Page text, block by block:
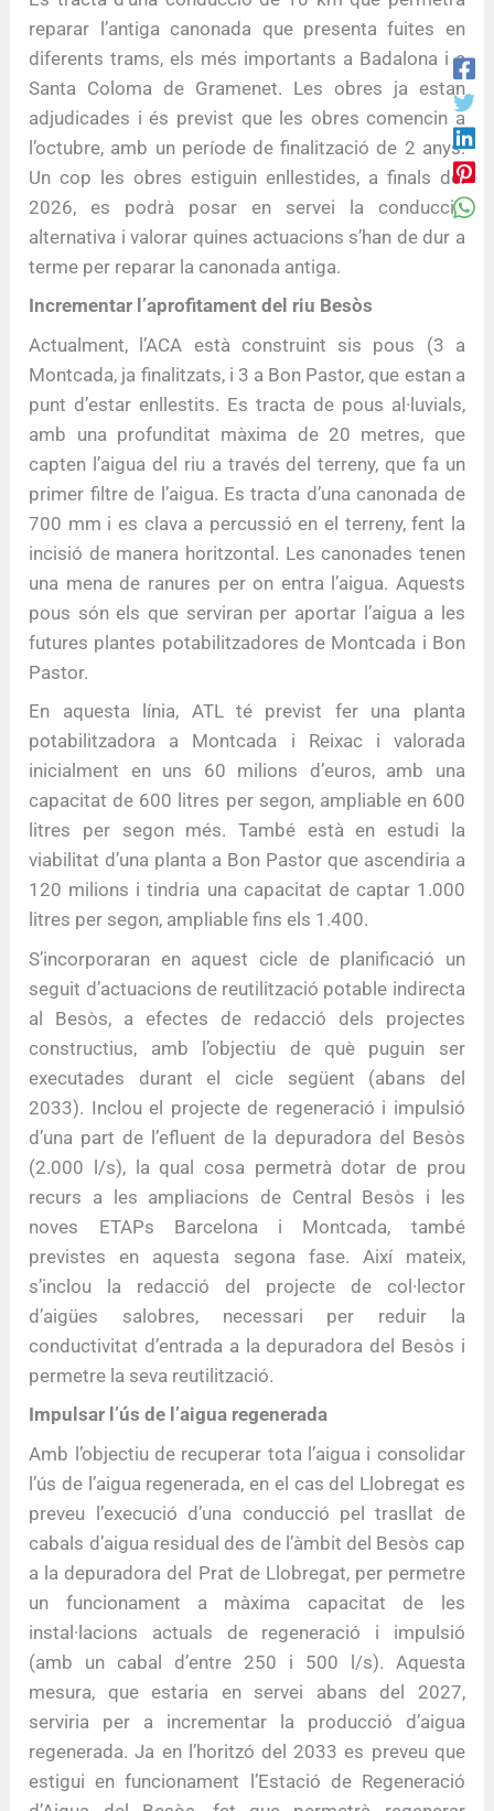
reparar l’antiga canonada que presenta fuites en
diferents trams, els més importants a Badalona i a
Santa Coloma de Gramenet. Les obres ja estan
adjudicades i és previst que les obres comencin a
l’octubre, amb un període de finalització de 2 anys.
Un cop les obres estiguin enllestides, a finals del
2026, es podrà posar en servei la conducció
alternativa i valorar quines actuacions s’han de dur a
terme per reparar la canonada antiga.
Incrementar l’aprofitament del riu Besòs
Actualment, l’ACA està construint sis pous (3 a
Montcada, ja finalitzats, i 3 a Bon Pastor, que estan a
punt d’estar enllestits. Es tracta de pous al·luvials,
amb una profunditat màxima de 20 metres, que
capten l’aigua del riu a través del terreny, que fa un
primer filtre de l’aigua. Es tracta d’una canonada de
700 mm i es clava a percussió en el terreny, fent la
incisió de manera horitzontal. Les canonades tenen
una mena de ranures per on entra l’aigua. Aquests
pous són els que serviran per aportar l’aigua a les
futures plantes potabilitzadores de Montcada i Bon
Pastor.
En aquesta línia, ATL té previst fer una planta
potabilitzadora a Montcada i Reixac i valorada
inicialment en uns 60 milions d’euros, amb una
capacitat de 600 litres per segon, ampliable en 600
litres per segon més. També està en estudi la
viabilitat d’una planta a Bon Pastor que ascendiria a
120 milions i tindria una capacitat de captar 1.000
litres per segon, ampliable fins els 1.400.
S’incorporaran en aquest cicle de planificació un
seguit d’actuacions de reutilització potable indirecta
al Besòs, a efectes de redacció dels projectes
constructius, amb l’objectiu de què puguin ser
executades durant el cicle següent (abans del
2033). Inclou el projecte de regeneració i impulsió
d’una part de l’efluent de la depuradora del Besòs
(2.000 l/s), la qual cosa permetrà dotar de prou
recurs a les ampliacions de Central Besòs i les
noves ETAPs Barcelona i Montcada, també
previstes en aquesta segona fase. Així mateix,
s’inclou la redacció del projecte de col·lector
d’aigües salobres, necessari per reduir la
conductivitat d’entrada a la depuradora del Besòs i
permetre la seva reutilització.
Impulsar l’ús de l’aigua regenerada
Amb l’objectiu de recuperar tota l’aigua i consolidar
l’ús de l’aigua regenerada, en el cas del Llobregat es
preveu l’execució d’una conducció pel trasllat de
cabals d’aigua residual des de l’àmbit del Besòs cap
a la depuradora del Prat de Llobregat, per permetre
un funcionament a màxima capacitat de les
instal·lacions actuals de regeneració i impulsió
(amb un cabal d’entre 250 i 500 l/s). Aquesta
mesura, que estaria en servei abans del 2027,
serviria per a incrementar la producció d’aigua
regenerada. Ja en l’horitzó del 2033 es preveu que
estigui en funcionament l’Estació de Regeneració